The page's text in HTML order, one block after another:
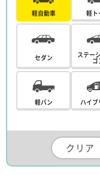
軽自動車 軽ト
セダン
ステー
ゴ
軽バン ハイブ
クリア